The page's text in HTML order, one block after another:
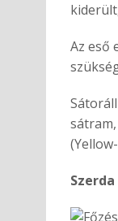
Az eső
Szerda